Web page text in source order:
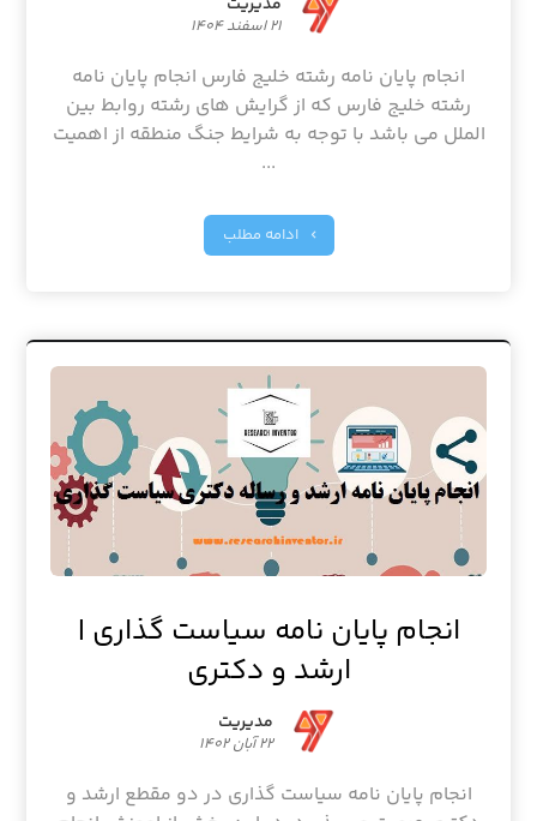
۲۱ اسفند ۱۴۰۴
انجام پایان نامه رشته خلیج فارس انجام پایان نامه
رشته خلیج فارس که از گرایش های رشته روابط بین
الملل می باشد با توجه به شرایط جنگ منطقه از اهمیت
...
ادامه مطلب
انجام پایان نامه سیاست گذاری |
ارشد و دکتری
مدیریت
۲۲ آبان ۱۴۰۲
انجام پایان نامه سیاست گذاری در دو مقطع ارشد و